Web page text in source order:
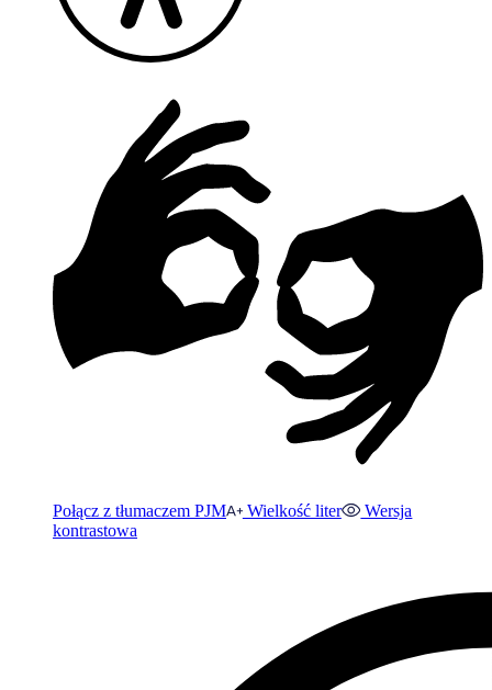
Połącz z tłumaczem PJM Wielkość liter
Wersja
kontrastowa